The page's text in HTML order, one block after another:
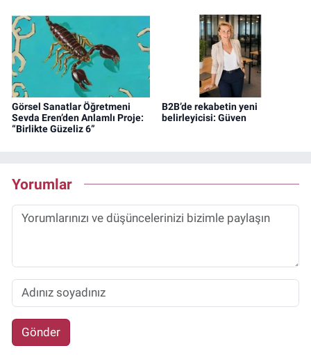
Görsel Sanatlar Öğretmeni
Sevda Eren’den Anlamlı Proje:
“Birlikte Güzeliz 6”
B2B’de rekabetin yeni
belirleyicisi: Güven
Yorumlar
Gönder